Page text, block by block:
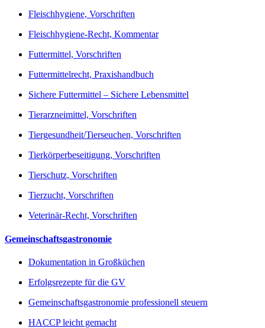
Fleischhygiene, Vorschriften
Fleischhygiene-Recht, Kommentar
Futtermittel, Vorschriften
Futtermittelrecht, Praxishandbuch
Sichere Futtermittel – Sichere Lebensmittel
Tierarzneimittel, Vorschriften
Tiergesundheit/Tierseuchen, Vorschriften
Tierkörperbeseitigung, Vorschriften
Tierschutz, Vorschriften
Tierzucht, Vorschriften
Veterinär-Recht, Vorschriften
Gemeinschaftsgastronomie
Dokumentation in Großküchen
Erfolgsrezepte für die GV
Gemeinschaftsgastronomie professionell steuern
HACCP leicht gemacht